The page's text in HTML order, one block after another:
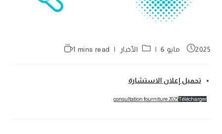
Post
2025 مايو 6
Postالأخبار
Reading
1 mins read
تحميل إعلان الاستشارة
consultation fourniture 2025Télécharger